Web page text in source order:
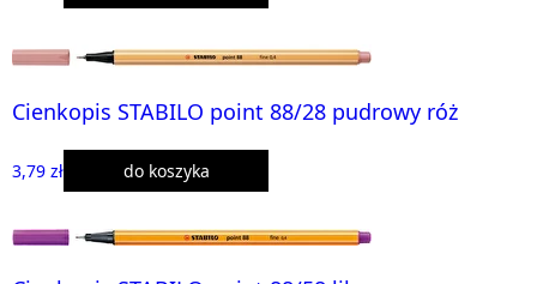
Cienkopis STABILO point 88/28 pudrowy róż
3,79 zł do koszyka